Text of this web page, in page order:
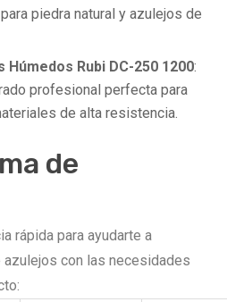
piedra natural y azulejos de
Rubi DC-250 1200:
profesional perfecta para
de alta resistencia.
de
rápida para ayudarte a
azulejos con las necesidades